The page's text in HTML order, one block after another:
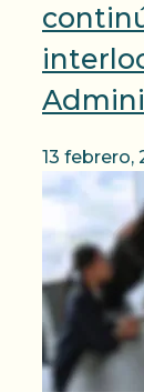
13 febrero,